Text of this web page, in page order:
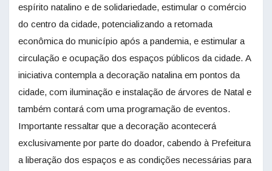
espírito natalino e de solidariedade, estimular o comércio
do centro da cidade, potencializando a retomada
econômica do município após a pandemia, e estimular a
circulação e ocupação dos espaços públicos da cidade. A
iniciativa contempla a decoração natalina em pontos da
cidade, com iluminação e instalação de árvores de Natal e
também contará com uma programação de eventos.
Importante ressaltar que a decoração acontecerá
exclusivamente por parte do doador, cabendo à Prefeitura
a liberação dos espaços e as condições necessárias para